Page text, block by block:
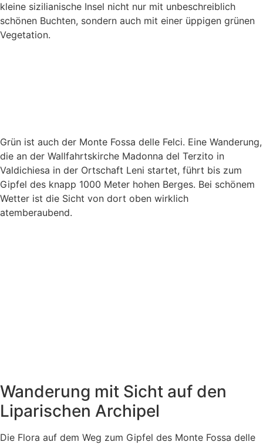
kleine sizilianische Insel nicht nur mit unbeschreiblich
schönen Buchten, sondern auch mit einer üppigen grünen
Vegetation.
Grün ist auch der Monte Fossa delle Felci. Eine Wanderung,
die an der Wallfahrtskirche Madonna del Terzito in
Valdichiesa in der Ortschaft Leni startet, führt bis zum
Gipfel des knapp 1000 Meter hohen Berges. Bei schönem
Wetter ist die Sicht von dort oben wirklich
atemberaubend.
Wanderung mit Sicht auf den
Liparischen Archipel
Die Flora auf dem Weg zum Gipfel des Monte Fossa delle